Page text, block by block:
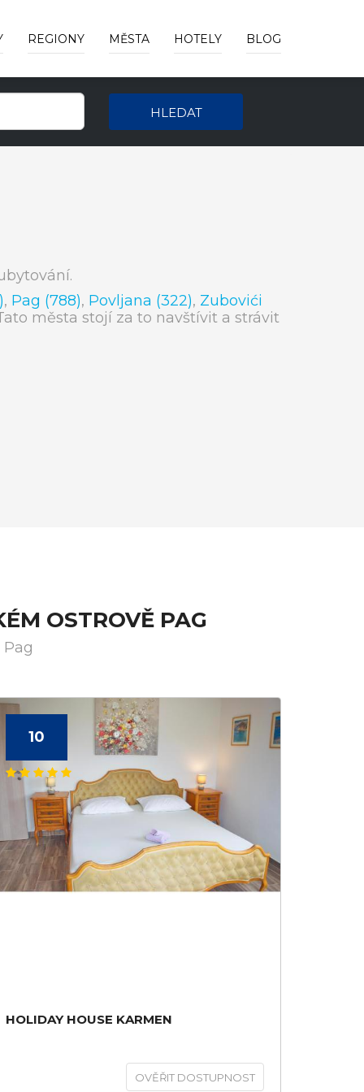
REGIONY MĚSTA HOTELY BLOG
HLEDAT
, Pag (788), Povljana (322), Zubovići
města stojí za to navštívit a strávit
OSTROVĚ PAG
10
HOLIDAY HOUSE KARMEN
OVĚŘIT DOSTUPNOST